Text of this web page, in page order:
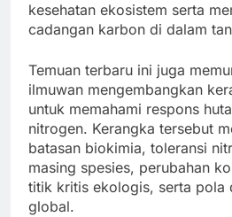
kesehatan ekosistem serta
cadangan karbon di dalam
Temuan terbaru ini juga
ilmuwan mengembangkan
untuk memahami respons
nitrogen. Kerangka tersebut
batasan biokimia, toleransi
masing spesies, perubahan
titik kritis ekologis, serta pola
global.